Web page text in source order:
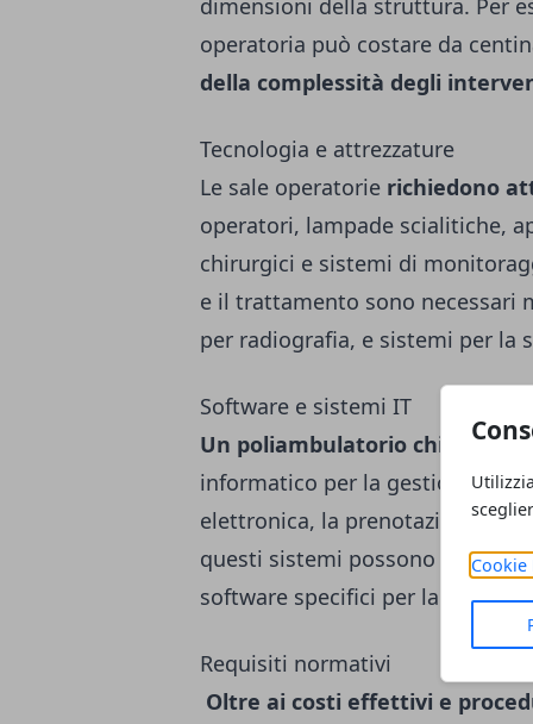
Cookie
dimensioni della struttura. Per
operatoria può costare da
della complessità degli
Tecnologia e attrezzature
Le sale operatorie richiedono
operatori, lampade scialitiche,
chirurgici e sistemi di
e il trattamento sono necessari
per radiografia, e sistemi per la
Software e sistemi IT
Un poliambulatorio chirurgico
informatico per la gestione dei
elettronica, la prenotazione
questi sistemi possono essere
software specifici per la
Requisiti normativi
Oltre ai costi effettivi e